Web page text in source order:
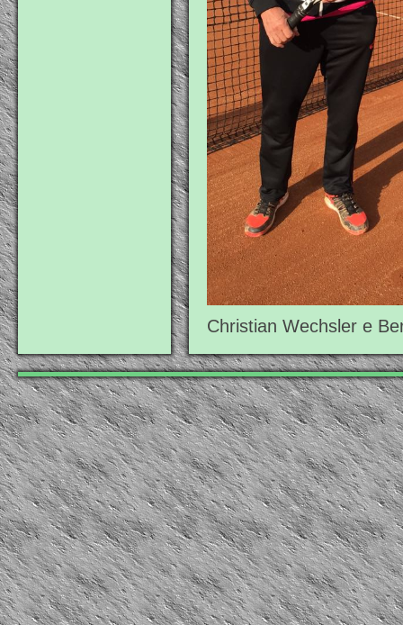
Christian Wechsler e